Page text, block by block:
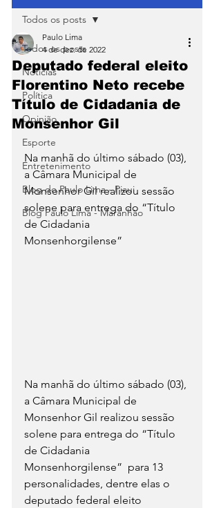
Todos os posts
Notícias
Política
Opinião
Esporte
Entretenimento
Blog do Paulo Lima - Piaui
Blog Paulo Lima - Maranhão
Todos os posts
Deputado federal eleito
Florentino Neto recebe
Título de Cidadania de
Monsenhor Gil
Paulo Lima
4 de dez. de 2022
Na manhã do último sábado (03),
a Câmara Municipal de
Monsenhor Gil realizou sessão
solene para entrega do “Título
de Cidadania
Monsenhorgilense”
Na manhã do último sábado (03),
a Câmara Municipal de
Monsenhor Gil realizou sessão
solene para entrega do “Título
de Cidadania
Monsenhorgilense”  para 13
personalidades, dentre elas o
deputado federal eleito